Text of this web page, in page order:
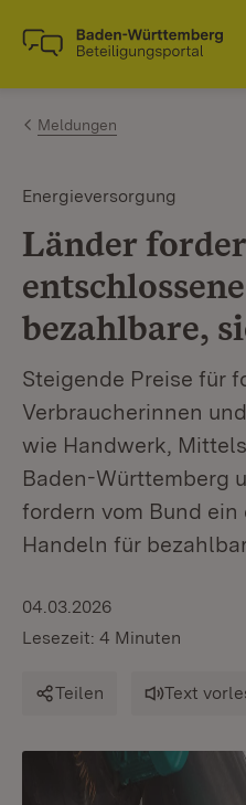
Zum Inhalt springen
Link zur Startseite
Meldungen
Energieversorgung
Länder
bezahlbare,
Steigende Preise für
Verbraucherinnen
wie Handwerk,
Baden-Württemberg
fordern vom Bund
Handeln für
04.03.2026
Lesezeit: 4 Minuten
Teilen Text